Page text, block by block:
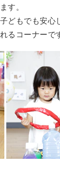
す。
どもでも安
るコーナーで